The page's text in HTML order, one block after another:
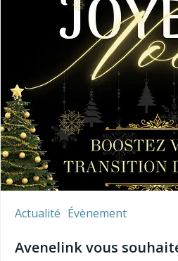
Actualité Évènement
Avenelink vous